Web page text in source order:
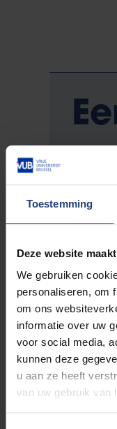
Toestemming
Deze website
We gebruiken
personaliseren, om
om ons
informatie over uw
voor social media,
kunnen deze
u aan ze heeft
van uw gebruik van
Als